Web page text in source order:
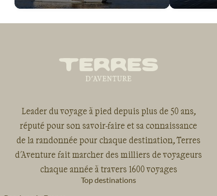
Leader du voyage à pied depuis plus de 50 ans,
réputé pour son savoir-faire et sa connaissance
de la randonnée pour chaque destination, Terres
d'Aventure fait marcher des milliers de voyageurs
chaque année à travers 1600 voyages
Top destinations